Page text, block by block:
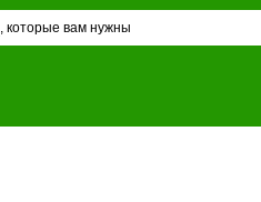
, которые вам нужны